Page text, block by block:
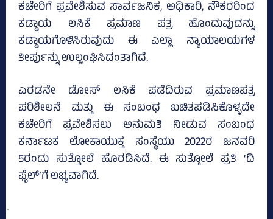
ಕಚೇರಿಗೆ ಪ್ರವೇಶಿಸುವ ಸಾರ್ವಜನಿಕ, ಅಧಿಕಾರಿ, ನೌಕರರಿಂದ
ಕಡ್ಡಾಯ ಲಸಿಕೆ ಪ್ರಮಾಣ ಪತ್ರ ಹೊಂದುವುದನ್ನು
ಕಡ್ಡಾಯಗೊಳಿಸಿರುವುದು ಈ ಎಲ್ಲಾ ನ್ಯಾಯಾಲಯಗಳ
ತೀರ್ಪುನ್ನು ಉಲ್ಲಂಘಿಸಿದಂತಾಗಿದೆ.
ಎರಡನೇ ಡೋಸ್‌ ಲಸಿಕೆ ಪಡೆದಿರುವ ಪ್ರಮಾಣಪತ್ರ
ಪರಿಶೀಲನೆ ಮತ್ತು ಈ ಸಂಬಂಧ ಖಚಿತಪಡಿಸಿಕೊಳ್ಳದೇ
ಕಚೇರಿಗೆ ಪ್ರವೇಶಿಸಲು ಅನುಮತಿ ನೀಡುವ ಸಂಬಂಧ
ಕರ್ನಾಟಕ ಲೋಕಾಯುಕ್ತ ಸಂಸ್ಥೆಯು 2022ರ ಜನವರಿ
5ರಂದು ಸುತ್ತೋಲೆ ಹೊರಡಿಸಿದೆ. ಈ ಸುತ್ತೋಲೆ ಪ್ರತಿ ‘ದಿ
ಫೈಲ್‌’ಗೆ ಲಭ್ಯವಾಗಿದೆ.